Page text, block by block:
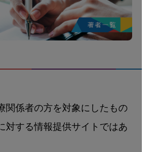
関係者の方を対象にしたもの
対する情報提供サイトではあ